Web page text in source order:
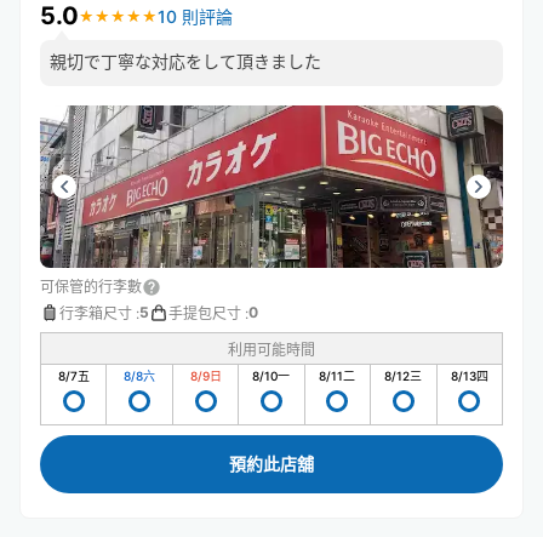
5.0★ ★ ★ ★ ★
★ ★ ★ ★ ★10 則評論
親切で丁寧な対応をして頂きました
可保管的行李數
行李箱尺寸 :5 手提包尺寸 :0
利用可能時間
8/7五 8/8六 8/9日 8/10一 8/11二 8/12三 8/13四
預約此店舖